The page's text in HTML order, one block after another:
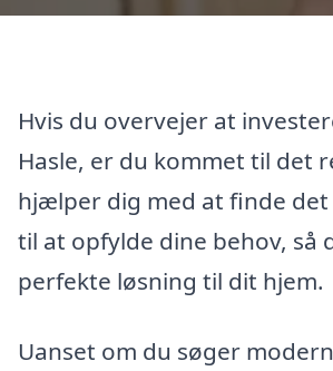
Hvis du overvejer at
Hasle, er du kommet til det
hjælper dig med at finde
til at opfylde dine behov, så
perfekte løsning til dit hjem.
Uanset om du søger